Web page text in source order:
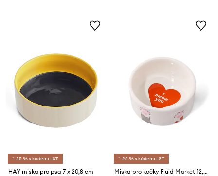
*-25 % s kódem: LST
HAY miska pro psa 7 x 20,8 cm
*-25 % s kódem: LST
Miska pro kočky Fluid Market 12,2 x 5,3 cm